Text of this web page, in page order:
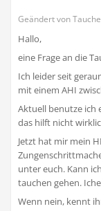
Geändert von
Hallo,
eine Frage an die
Ich leider seit
mit einem AHI
Aktuell benutze ich
das hilft nicht
Jetzt hat mir mein
unter euch. Kann
tauchen gehen.
Wenn nein, kennt